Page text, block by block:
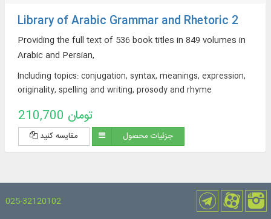
Library of Arabic Grammar and Rhetoric 2
Providing the full text of 536 book titles in 849 volumes in
Arabic and Persian,
Including topics: conjugation, syntax, meanings, expression,
originality, spelling and writing, prosody and rhyme
210,700 تومان
مقایسه کنید جزئیات محصول
025-32120102